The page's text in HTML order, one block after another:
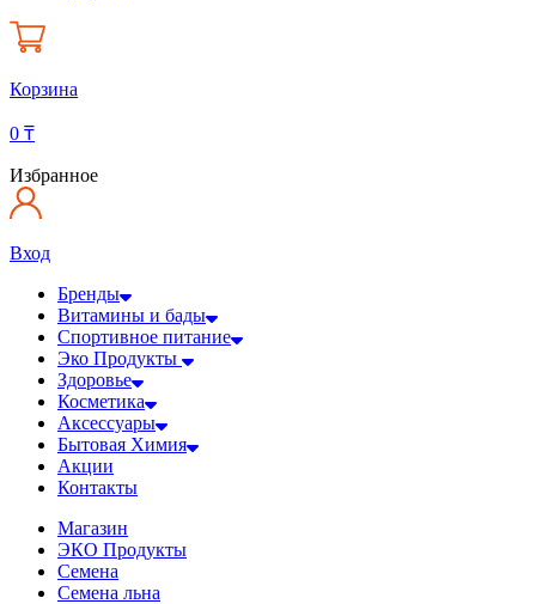
Корзина
0 ₸
Избранное
Вход
Бренды
Витамины и бады
Спортивное питание
Эко Продукты
Здоровье
Косметика
Аксессуары
Бытовая Химия
Акции
Контакты
Магазин
ЭКО Продукты
Семена
Семена льна